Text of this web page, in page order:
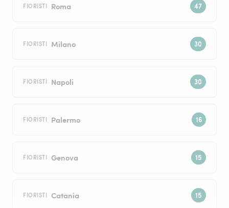
FIORISTI Roma
FIORISTI Milano
FIORISTI Napoli
FIORISTI Palermo
FIORISTI Genova
FIORISTI Catania